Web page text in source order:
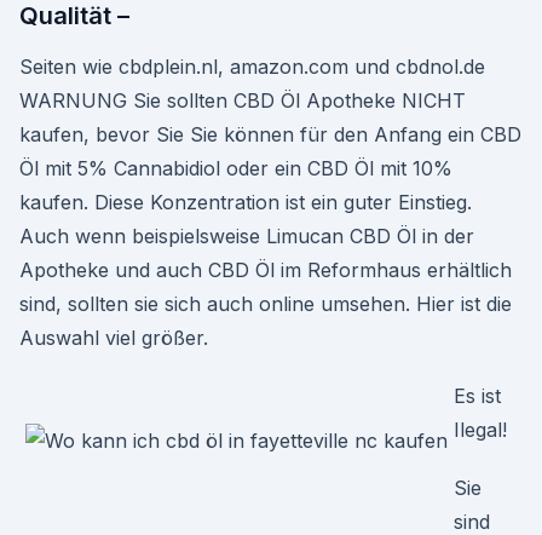
Qualität –
Seiten wie cbdplein.nl, amazon.com und cbdnol.de
WARNUNG Sie sollten CBD Öl Apotheke NICHT
kaufen, bevor Sie Sie können für den Anfang ein CBD
Öl mit 5% Cannabidiol oder ein CBD Öl mit 10%
kaufen. Diese Konzentration ist ein guter Einstieg.
Auch wenn beispielsweise Limucan CBD Öl in der
Apotheke und auch CBD Öl im Reformhaus erhältlich
sind, sollten sie sich auch online umsehen. Hier ist die
Auswahl viel größer.
Es ist
Ilegal!
Sie
sind